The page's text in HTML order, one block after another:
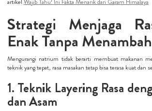
Strategi Menjaga
Enak Tanpa
Mengurangi natrium tidak berarti membuat makanan
teknik yang tepat, rasa masakan tetap bisa terasa kuat dan
1. Teknik Layering Rasa
dan Asam